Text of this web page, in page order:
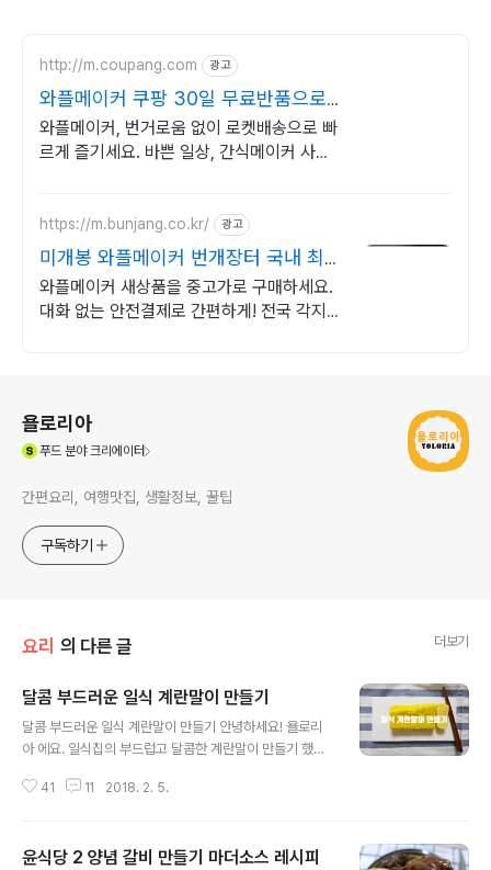
http://m.coupang.com 광고
와플메이커 쿠팡 30일 무료반품으로
부담없이
와플메이커, 번거로움 없이 로켓배송으로 빠
르게 즐기세요. 바쁜 일상, 간식메이커 사용
https://m.bunjang.co.kr/ 광고
미개봉 와플메이커 번개장터 국내 최대
브랜드 중고거래
와플메이커 새상품을 중고가로 구매하세요.
대화 없는 안전결제로 간편하게! 전국 각지에
욜로리아
푸드 분야 크리에이터
간편요리, 여행맛집, 생활정보, 꿀팁
구독하기
요리 의 다른 글 더보기
달콤 부드러운 일식 계란말이 만들기
달콤 부드러운 일식 계란말이 만들기 안녕하세요! 욜로리
아 에요. 일식집의 부드럽고 달콤한 계란말이 만들기 했어
운 일식 계란말이 레시피 계란5개, 소금1티스픈, 설탕1스
조미료(다시다) 약간, 맛술1스픈 섞어주기 미지근한물에
41 11 2018. 2. 5.
윤식당 2 양념 갈비 만들기 마더소스 레시피